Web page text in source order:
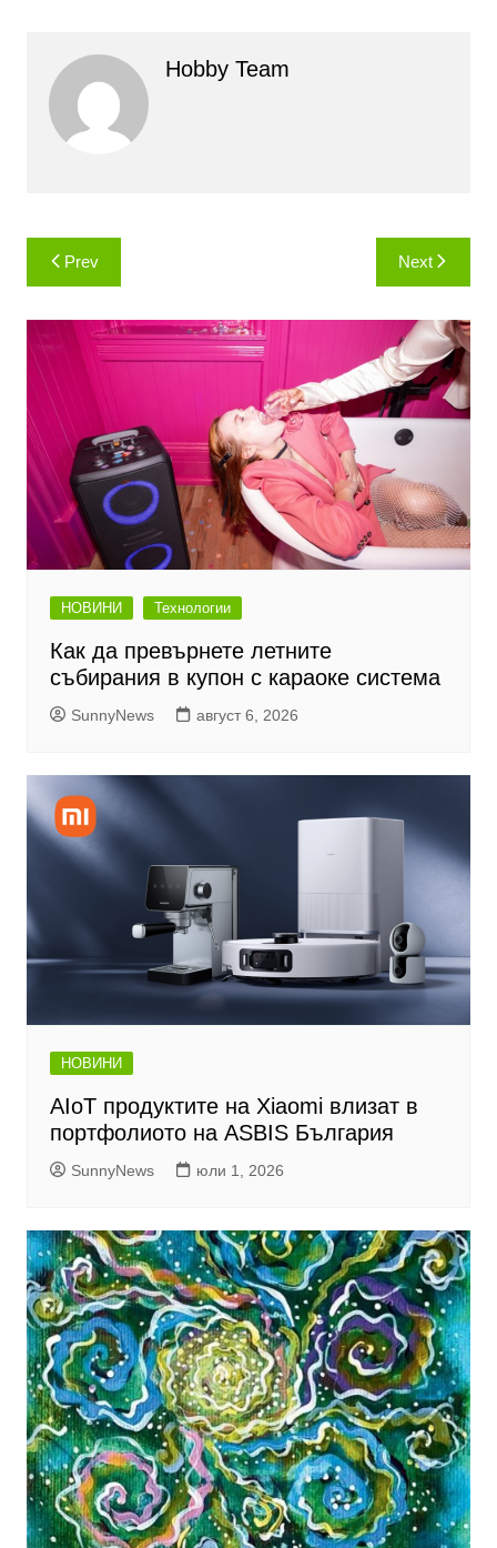
Hobby Team
Навигация
Prev Next
НОВИНИ Технологии
Как да превърнете летните
събирания в купон с караоке система
SunnyNews август 6, 2026
НОВИНИ
AIoT продуктите на Xiaomi влизат в
портфолиото на ASBIS България
SunnyNews юли 1, 2026